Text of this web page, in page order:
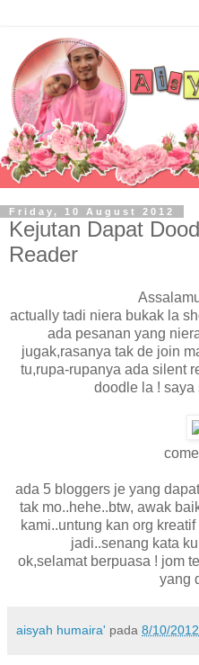
Friday, 10 August 2012
Kejutan Dapat
Reader
actually tadi niera bukak la
ada pesanan yang
jugak,rasanya tak de join
tu,rupa-rupanya ada silent
doodle la ! saya
ada 5 bloggers je yang
tak mo..hehe..btw, awak
kami..untung kan org
jadi..senang kata
ok,selamat berpuasa ! jom
yang
aisyah humaira' pada 8/10/2012